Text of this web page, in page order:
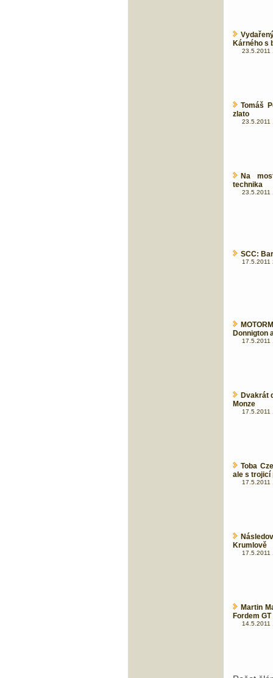
Kárného s
23.5.2011
Tomáš
zlato
23.5.2011
Na
technika
23.5.2011
SCC:
17.5.2011
Donnigton
17.5.2011
Dvakrát
Monze
17.5.2011
Toba
ale s trojicí
17.5.2011
Krumlově
17.5.2011
Martin
Fordem
14.5.2011